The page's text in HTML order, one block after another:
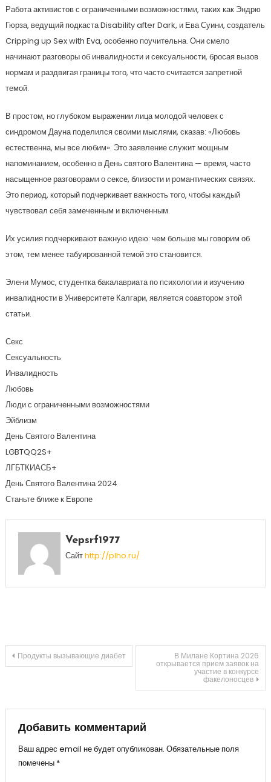
Работа активистов с ограниченными возможностями, таких как Эндрю
Гюрза, ведущий подкаста Disability after Dark, и Ева Суини, создатель
Cripping up Sex with Eva, особенно поучительна. Они смело
начинают разговоры об инвалидности и сексуальности, бросая вызов
нормам и раздвигая границы того, что часто считается запретной
темой.
В простом, но глубоком выражении лица молодой человек с
синдромом Дауна поделился своими мыслями, сказав: «Любовь
естественна, мы все любим». Это заявление служит мощным
напоминанием, особенно в День святого Валентина — время, часто
насыщенное разговорами о сексе, близости и романтических связях.
Это период, который подчеркивает важность того, чтобы каждый
чувствовал себя замеченным и включенным.
Их усилия подчеркивают важную идею: чем больше мы говорим об
этом, тем менее табуированной темой это становится.
Элени Мумос, студентка бакалавриата по психологии и изучению
инвалидности в Университете Калгари, является соавтором этой
статьи.
Секс
Сексуальность
Инвалидность
Любовь
Люди с ограниченными возможностями
Эйблизм
День Святого Валентина
LGBTQQ2S+
ЛГБТКИАСБ+
День Святого Валентина 2024
Станьте ближе к Европе
Vepsrf1977
Сайтhttp://plho.ru/
Навигация
записям
Продукты вызывающие диабет В Милане Кортина 2026
открывается прием заявок на
участие в конкурсе
факелоносцев
Добавить комментарий
Ваш адрес email не будет опубликован. Обязательные поля
помечены *